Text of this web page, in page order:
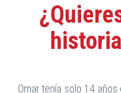
Omar tenía solo 14